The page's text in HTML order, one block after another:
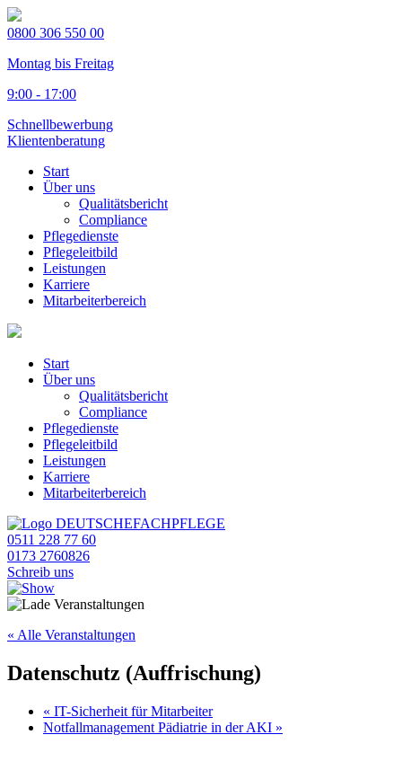
0800 306 550 00
Montag bis Freitag
9:00 - 17:00
Schnellbewerbung
Klientenberatung
Start
Über uns
Qualitätsbericht
Compliance
Pflegedienste
Pflegeleitbild
Leistungen
Karriere
Mitarbeiterbereich
Start
Über uns
Qualitätsbericht
Compliance
Pflegedienste
Pflegeleitbild
Leistungen
Karriere
Mitarbeiterbereich
0511 228 77 60
0173 2760826
Schreib uns
« Alle Veranstaltungen
Datenschutz (Auffrischung)
« IT-Sicherheit für Mitarbeiter
Notfallmanagement Pädiatrie in der AKI »